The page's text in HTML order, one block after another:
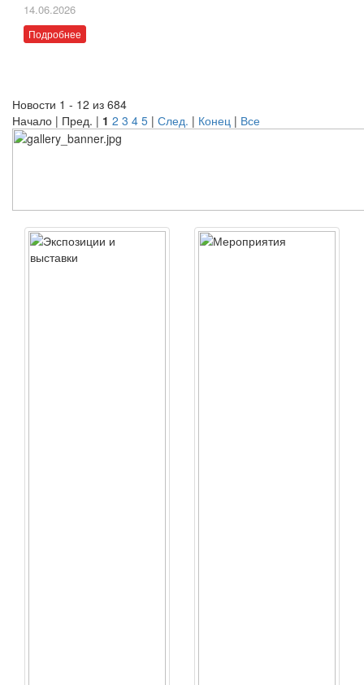
14.06.2026
Подробнее
Новости 1 - 12 из 684
Начало | Пред. | 1 2 3 4 5 | След. | Конец | Все